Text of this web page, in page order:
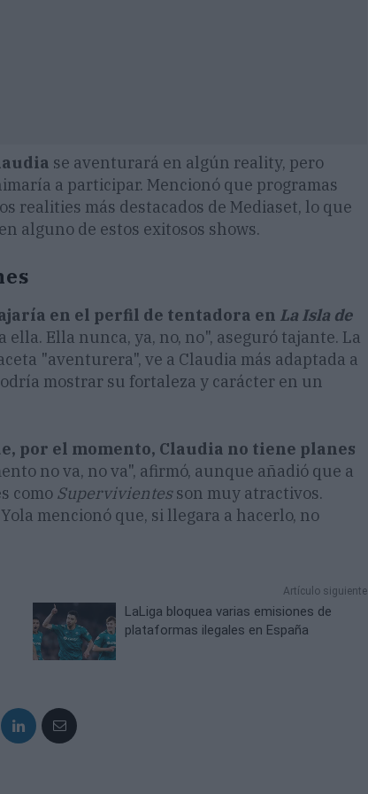
se aventurará en algún reality, pero
a participar. Mencionó que programas
realities más destacados de Mediaset, lo que
alguno de estos exitosos shows.
en el perfil de tentadora en La Isla de
ella. Ella nunca, ya, no, no", aseguró tajante. La
"aventurera", ve a Claudia más adaptada a
mostrar su fortaleza y carácter en un
por el momento, Claudia no tiene planes
no va, no va", afirmó, aunque añadió que a
como Supervivientesson muy atractivos.
mencionó que, si llegara a hacerlo, no
Artículo siguiente
LaLiga bloquea varias emisiones de
plataformas ilegales en España